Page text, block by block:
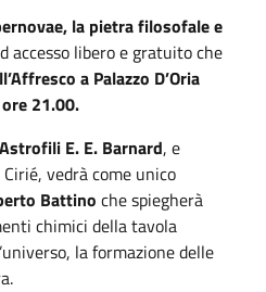
la pietra filosofale e
accesso libero e gratuito che
a Palazzo D’Oria
21.00.
E. E. Barnard, e
vedrà come unico
Battino che spiegherà
chimici della tavola
la formazione delle